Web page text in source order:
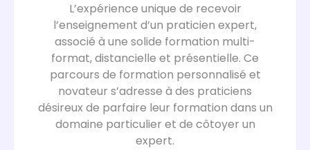
L’expérience unique de recevoir
l’enseignement d’un praticien expert,
associé à une solide formation multi-
format, distancielle et présentielle. Ce
parcours de formation personnalisé et
novateur s’adresse à des praticiens
désireux de parfaire leur formation dans un
domaine particulier et de côtoyer un
expert.